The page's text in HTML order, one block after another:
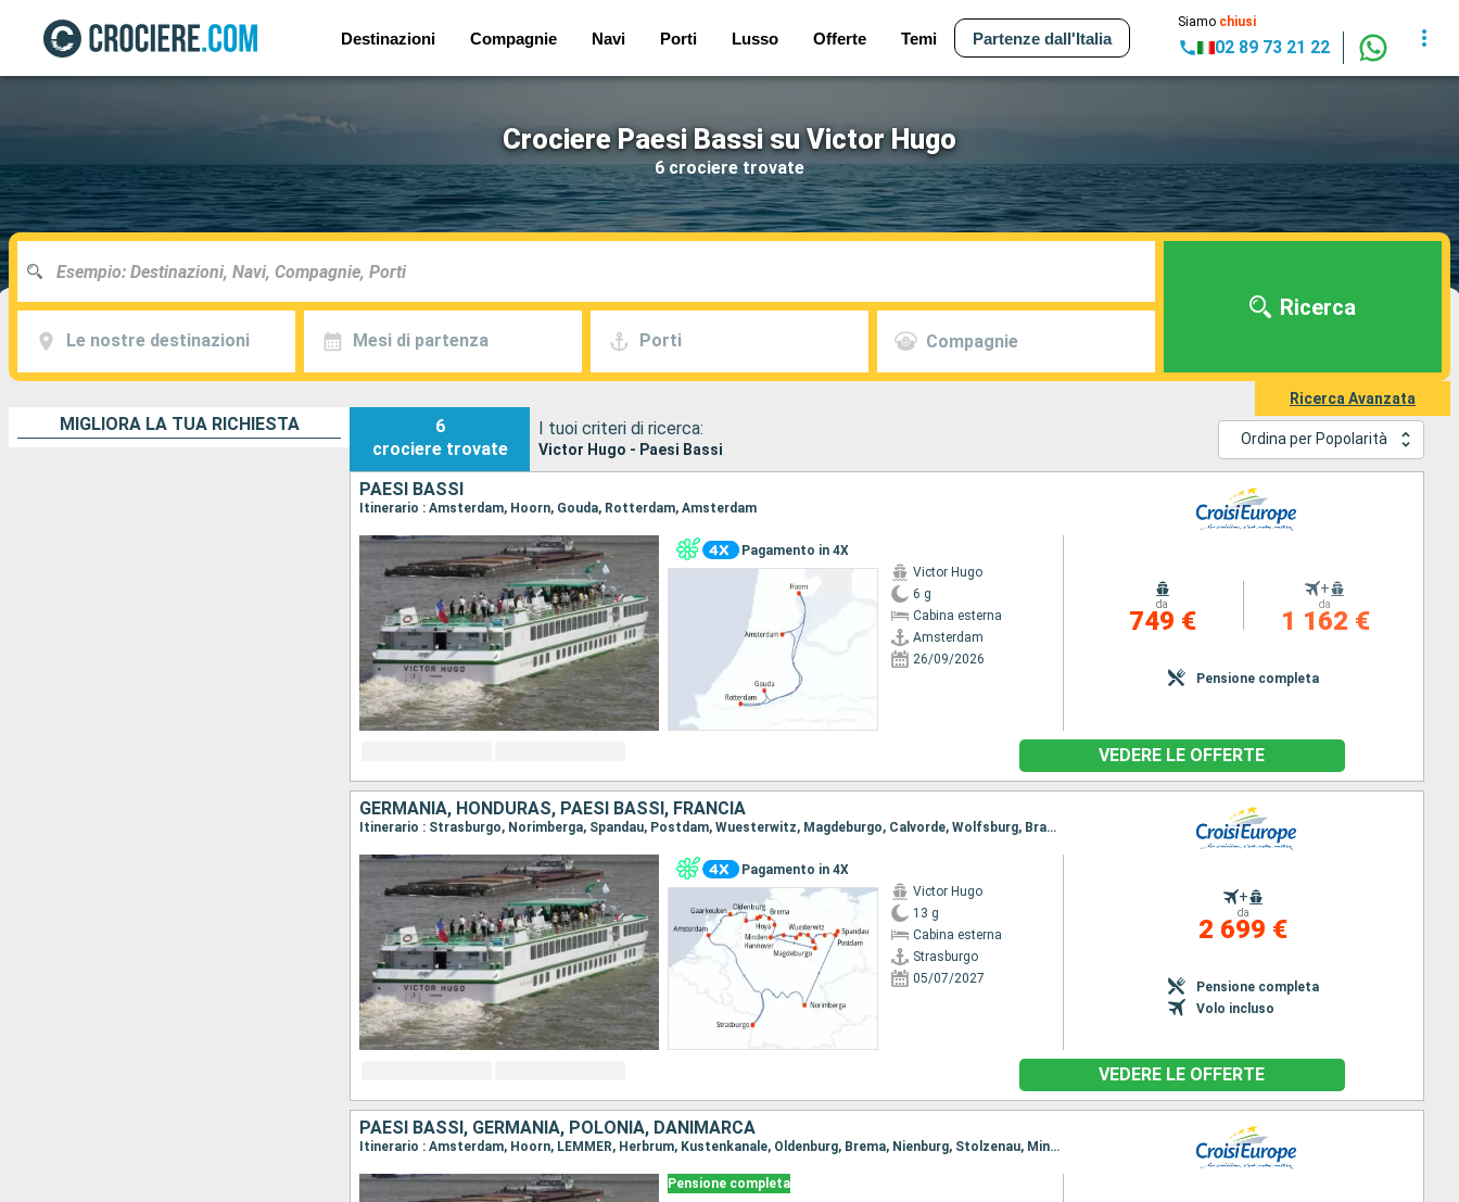
Destinazioni Compagnie Navi Porti Lusso Offerte Temi Partenze dall'Italia
Siamo chiusi
02 89 73 21 22
Crociere Paesi Bassi su Victor Hugo
6 crociere trovate
Le nostre destinazioni Mesi di partenza Porti Compagnie
Ricerca
Ricerca Avanzata
MIGLIORA LA TUA RICHIESTA
6
crociere trovate
I tuoi criteri di ricerca:
Victor Hugo - Paesi Bassi
Ordina per Popolarità
PAESI BASSI
Itinerario : Amsterdam, Hoorn, Gouda, Rotterdam, Amsterdam
Pagamento in 4X
Victor Hugo
6 g
Cabina esterna
Amsterdam
26/09/2026
da
749 €
+
da
1 162 €
Pensione completa
VEDERE LE OFFERTE
GERMANIA, HONDURAS, PAESI BASSI, FRANCIA
Itinerario : Strasburgo, Norimberga, Spandau, Postdam, Wuesterwitz, Magdeburgo, Calvorde, Wolfsburg, Braunschweig, Hannover, Minden, Nienburg, Hoya, Brema, Oldenburg, Kustenkanale, Bollingerfähr, Gaarkeuken, Amsterdam, Strasburgo
Pagamento in 4X
Victor Hugo
13 g
Cabina esterna
Strasburgo
05/07/2027
+
da
2 699 €
Pensione completa
Volo incluso
VEDERE LE OFFERTE
PAESI BASSI, GERMANIA, POLONIA, DANIMARCA
Itinerario : Amsterdam, Hoorn, LEMMER, Herbrum, Kustenkanale, Oldenburg, Brema, Nienburg, Stolzenau, Minden, Anderten, Suelfeld, Wolfsburg, Genthin, Wuesterwitz, Postdam, Spandau, Hennigsdorf, lehnitz, Eberswalde, Oderberg, Lunow, Szczecin, Wolgast, Peenemunde, Lauterbach, Greifswald, Stralsund, Copenhagen
Pensione completa